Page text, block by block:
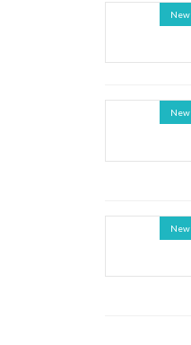
New
New
New